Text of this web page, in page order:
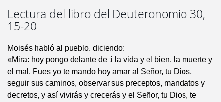
Lectura del libro del Deuteronomio 30,
15-20
Moisés habló al pueblo, diciendo:
«Mira: hoy pongo delante de ti la vida y el bien, la muerte y
el mal. Pues yo te mando hoy amar al Señor, tu Dios,
seguir sus caminos, observar sus preceptos, mandatos y
decretos, y así vivirás y crecerás y el Señor, tu Dios, te